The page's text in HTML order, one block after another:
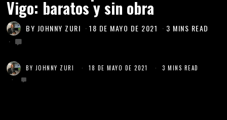
Vigo: baratos y sin obra
BY JOHNNY ZURI 18 DE MAYO DE 2021 3 MINS READ
BY JOHNNY ZURI 18 DE MAYO DE 2021 3 MINS READ